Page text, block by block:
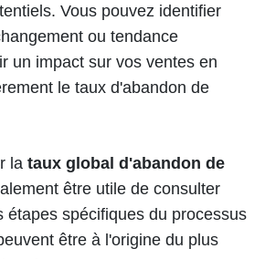
Vous pouvez identifier
ou tendance
un impact sur vos ventes en
le taux d'abandon de
la taux global d'abandon de
être utile de consulter
étapes spécifiques du processus
être à l'origine du plus